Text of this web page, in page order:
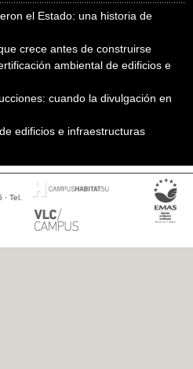
el Estado: una historia de
crece antes de construirse
ambiental de edificios e
cuando la divulgación en
edificios e infraestructuras
Tel.